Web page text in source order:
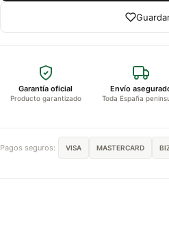
Garantía oficial
Producto garantizado
Envío
Toda España
Pagos seguros: VISA MASTERCARD